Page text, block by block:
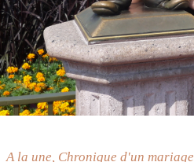
A la une, Chronique d'un mariage